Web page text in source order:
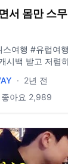
서 몸만 스
여행 쉽지 않은 스위스 입국..
초대 링크 :
kor/partner/
보너스 캐시백! ※ 자
확인하세요 *이번 영
지급받아 제작하
· 2년 전
좋아요 2,989